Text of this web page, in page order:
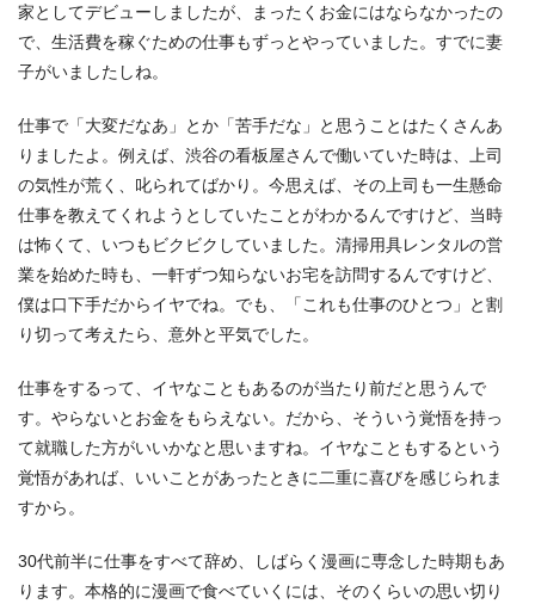
家としてデビューしましたが、まったくお金にはならなかったの
で、生活費を稼ぐための仕事もずっとやっていました。すでに妻
子がいましたしね。
仕事で「大変だなあ」とか「苦手だな」と思うことはたくさんあ
りましたよ。例えば、渋谷の看板屋さんで働いていた時は、上司
の気性が荒く、叱られてばかり。今思えば、その上司も一生懸命
仕事を教えてくれようとしていたことがわかるんですけど、当時
は怖くて、いつもビクビクしていました。清掃用具レンタルの営
業を始めた時も、一軒ずつ知らないお宅を訪問するんですけど、
僕は口下手だからイヤでね。でも、「これも仕事のひとつ」と割
り切って考えたら、意外と平気でした。
仕事をするって、イヤなこともあるのが当たり前だと思うんで
す。やらないとお金をもらえない。だから、そういう覚悟を持っ
て就職した方がいいかなと思いますね。イヤなこともするという
覚悟があれば、いいことがあったときに二重に喜びを感じられま
すから。
30代前半に仕事をすべて辞め、しばらく漫画に専念した時期もあ
ります。本格的に漫画で食べていくには、そのくらいの思い切り